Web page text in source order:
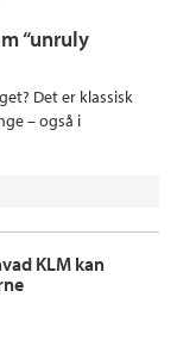
“unruly
Det er klassisk
– også i
KLM kan